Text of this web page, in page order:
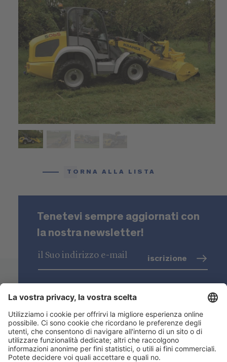
TORNA ALLA LISTA
Tenetevi sempre aggiornati con
la nostra newsletter!
iscrizione
Niederstätter SpA